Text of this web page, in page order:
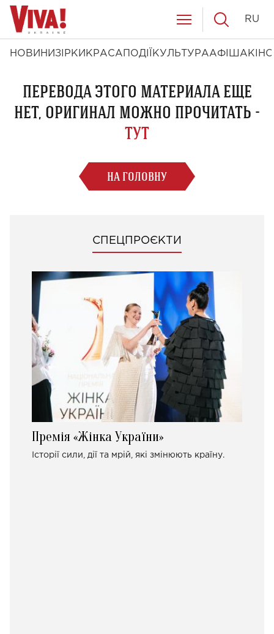
НОВИНИ ЗІРКИ КРАСА ПОДІЇ КУЛЬТУРААФІША КІНО
RU
ПЕРЕВОДА ЭТОГО МАТЕРИАЛА ЕЩЕ
НЕТ, ОРИГИНАЛ МОЖНО ПРОЧИТАТЬ -
ТУТ
НА ГОЛОВНУ
СПЕЦПРОЄКТИ
Премія «Жінка України»
Історії сили, дії та мрій, які змінюють країну.